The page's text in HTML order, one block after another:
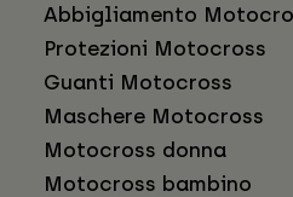
Abbigliamento
Protezioni Motocross
Guanti Motocross
Maschere Motocross
Motocross donna
Motocross bambino